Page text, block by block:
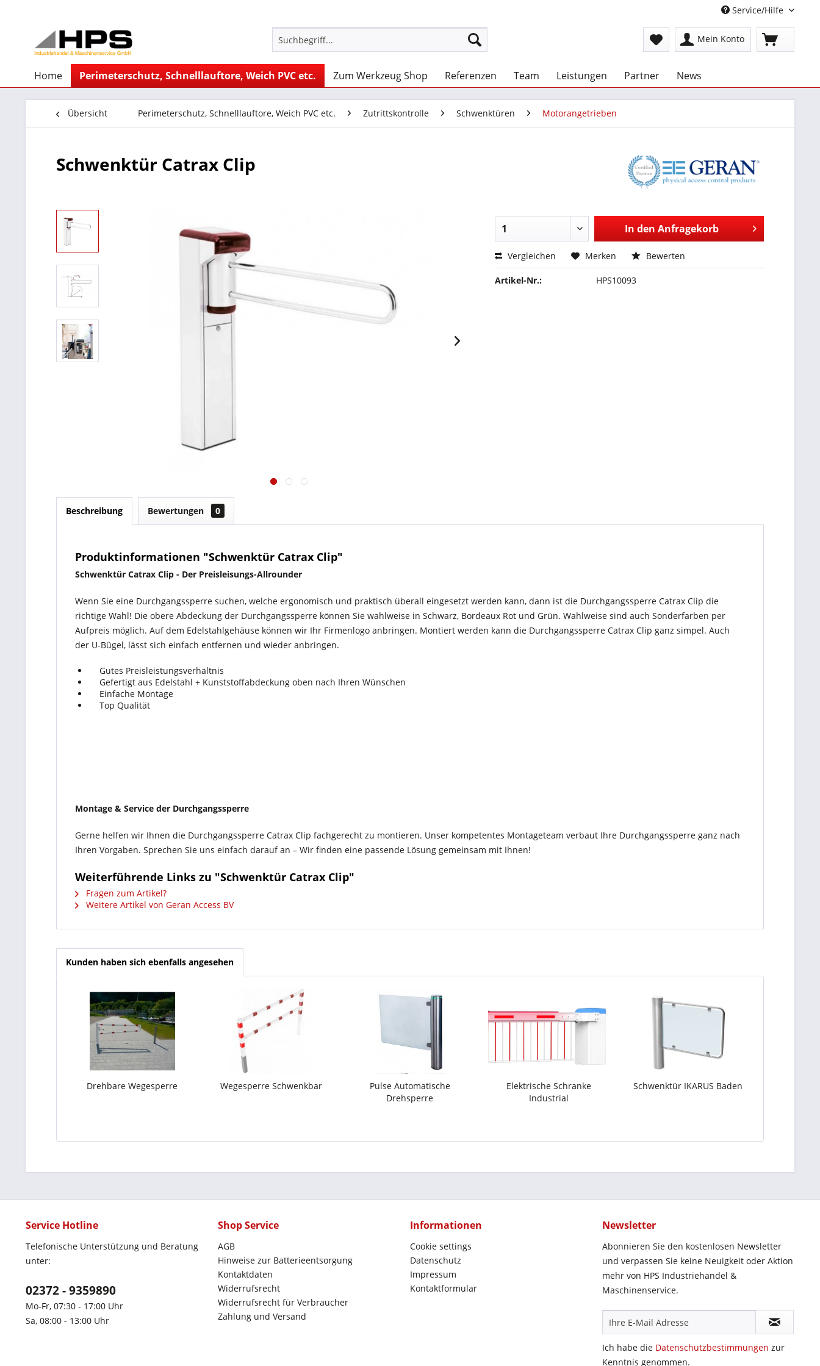
Service/Hilfe
Mein Konto
Home Perimeterschutz, Schnelllauftore, Weich PVC etc. Zum Werkzeug Shop Referenzen Team Leistungen Partner News
Übersicht Perimeterschutz, Schnelllauftore, Weich PVC etc. Zutrittskontrolle Schwenktüren Motorangetrieben
Schwenktür Catrax Clip
In den Anfragekorb
Vergleichen Merken Bewerten
Artikel-Nr.: HPS10093
Beschreibung Bewertungen 0
Produktinformationen "Schwenktür Catrax Clip"
Schwenktür Catrax Clip - Der Preisleisungs-Allrounder
Wenn Sie eine Durchgangssperre suchen, welche ergonomisch und praktisch überall eingesetzt werden kann, dann ist die Durchgangssperre Catrax Clip die
richtige Wahl! Die obere Abdeckung der Durchgangssperre können Sie wahlweise in Schwarz, Bordeaux Rot und Grün. Wahlweise sind auch Sonderfarben per
Aufpreis möglich. Auf dem Edelstahlgehäuse können wir Ihr Firmenlogo anbringen. Montiert werden kann die Durchgangssperre Catrax Clip ganz simpel. Auch
der U-Bügel, lässt sich einfach entfernen und wieder anbringen.
Gutes Preisleistungsverhältnis
Gefertigt aus Edelstahl + Kunststoffabdeckung oben nach Ihren Wünschen
Einfache Montage
Top Qualität
Montage & Service der Durchgangssperre
Gerne helfen wir Ihnen die Durchgangssperre Catrax Clip fachgerecht zu montieren. Unser kompetentes Montageteam verbaut Ihre Durchgangssperre ganz nach
Ihren Vorgaben. Sprechen Sie uns einfach darauf an – Wir finden eine passende Lösung gemeinsam mit Ihnen!
Weiterführende Links zu "Schwenktür Catrax Clip"
Fragen zum Artikel?
Weitere Artikel von Geran Access BV
Kunden haben sich ebenfalls angesehen
Drehbare Wegesperre Wegesperre Schwenkbar
Pulse Automatische
Drehsperre
Elektrische Schranke
Industrial
Schwenktür IKARUS Baden
Service Hotline
Telefonische Unterstützung und Beratung
unter:
02372 - 9359890
Mo-Fr, 07:30 - 17:00 Uhr
Sa, 08:00 - 13:00 Uhr
Shop Service
AGB
Hinweise zur Batterieentsorgung
Kontaktdaten
Widerrufsrecht
Widerrufsrecht für Verbraucher
Zahlung und Versand
Informationen
Cookie settings
Datenschutz
Impressum
Kontaktformular
Newsletter
Abonnieren Sie den kostenlosen Newsletter
und verpassen Sie keine Neuigkeit oder Aktion
mehr von HPS Industriehandel &
Maschinenservice.
Ich habe die Datenschutzbestimmungen zur
Kenntnis genommen.